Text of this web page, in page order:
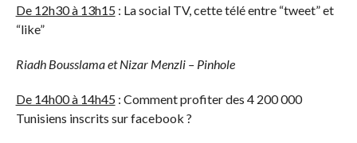
De 12h30 à 13h15: La social TV, cette télé entre “tweet” et
“like”
Riadh Bousslama et Nizar Menzli – Pinhole
De 14h00 à 14h45: Comment profiter des 4 200 000
Tunisiens inscrits sur facebook ?